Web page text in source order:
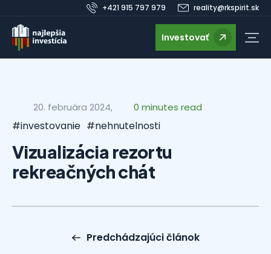
+421 915 797 979 reality@rkspirit.sk
Investovať
20. februára 2024, 0 minutes read
#investovanie #nehnutelnosti
Vizualizácia rezortu
rekreačných chát
Predchádzajúci článok